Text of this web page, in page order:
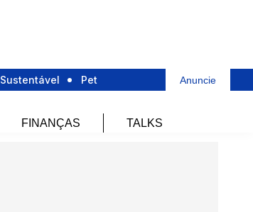
Sustentável Pet Anuncie
FINANÇAS TALKS